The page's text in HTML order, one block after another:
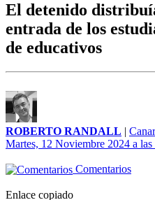
El detenido
entrada de los
de educativos
ROBERTO RANDALL |
Martes, 12 Noviembre 2024 a las
Comentarios
Enlace copiado